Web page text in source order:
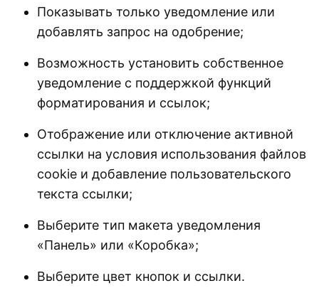
Показывать только уведомление или
добавлять запрос на одобрение;
Возможность установить собственное
уведомление с поддержкой функций
форматирования и ссылок;
Отображение или отключение активной
ссылки на условия использования файлов
cookie и добавление пользовательского
текста ссылки;
Выберите тип макета уведомления
«Панель» или «Коробка»;
Выберите цвет кнопок и ссылки.